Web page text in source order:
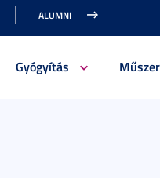
ALUMNI
Gyógyítás